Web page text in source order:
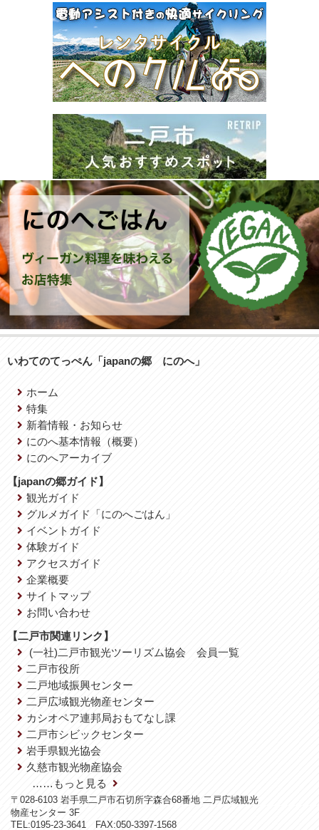
いわてのてっぺん「japanの郷 にのへ」
ホーム
特集
新着情報・お知らせ
にのへ基本情報（概要）
にのへアーカイブ
【japanの郷ガイド】
観光ガイド
グルメガイド「にのへごはん」
イベントガイド
体験ガイド
アクセスガイド
企業概要
サイトマップ
お問い合わせ
【二戸市関連リンク】
(一社)二戸市観光ツーリズム協会 会員一覧
二戸市役所
二戸地域振興センター
二戸広域観光物産センター
カシオペア連邦局おもてなし課
二戸市シビックセンター
岩手県観光協会
久慈市観光物産協会
……もっと見る
〒028-6103 岩手県二戸市石切所字森合68番地 二戸広域観光
物産センター 3F
TEL:0195-23-3641 FAX:050-3397-1568